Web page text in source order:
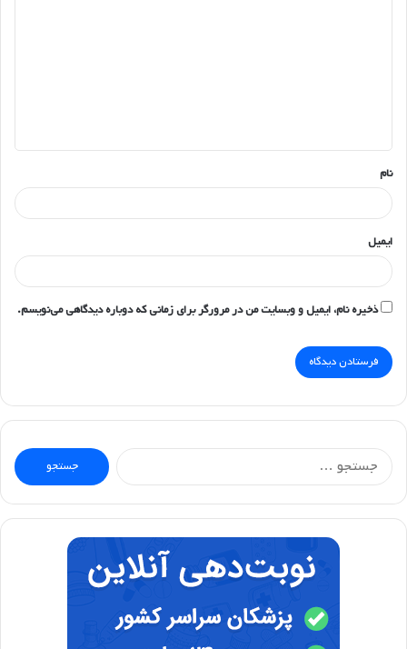
*
نام
ایمیل
ذخیره نام، ایمیل و وبسایت من در مرورگر برای زمانی که دوباره دیدگاهی می‌نویسم.
جستجو
برای: